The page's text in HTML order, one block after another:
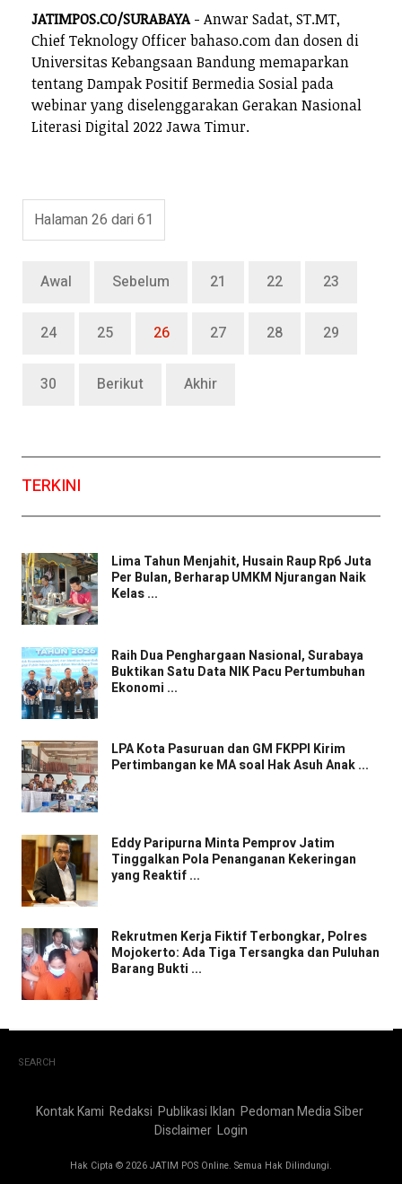
JATIMPOS.CO/SURABAYA- Anwar Sadat, ST.MT,
Chief Teknology Officer bahaso.com dan dosen di
Universitas Kebangsaan Bandung memaparkan
tentang Dampak Positif Bermedia Sosial pada
webinar yang diselenggarakan Gerakan Nasional
Literasi Digital 2022 Jawa Timur.
Halaman 26 dari 61
Awal Sebelum 21 22 23
24 25 26 27 28 29
30 Berikut Akhir
TERKINI
Lima Tahun Menjahit, Husain Raup Rp6 Juta
Per Bulan, Berharap UMKM Njurangan Naik
Kelas ...
Raih Dua Penghargaan Nasional, Surabaya
Buktikan Satu Data NIK Pacu Pertumbuhan
Ekonomi ...
LPA Kota Pasuruan dan GM FKPPI Kirim
Pertimbangan ke MA soal Hak Asuh Anak ...
Eddy Paripurna Minta Pemprov Jatim
Tinggalkan Pola Penanganan Kekeringan
yang Reaktif ...
Rekrutmen Kerja Fiktif Terbongkar, Polres
Mojokerto: Ada Tiga Tersangka dan Puluhan
Barang Bukti ...
SEARCH
Kontak Kami Redaksi Publikasi Iklan Pedoman Media Siber
Disclaimer Login
Hak Cipta © 2026 JATIM POS Online. Semua Hak Dilindungi.